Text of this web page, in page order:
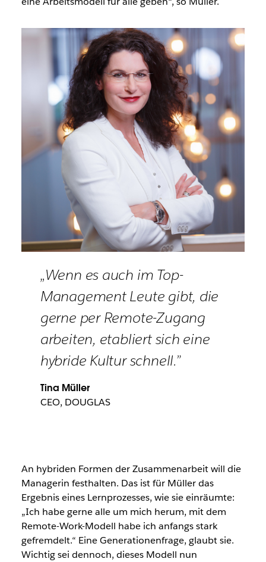
„Wenn es auch im Top-
Management Leute gibt, die
gerne per Remote-Zugang
arbeiten, etabliert sich eine
hybride Kultur schnell.”
Tina Müller
CEO, DOUGLAS
An hybriden Formen der Zusammenarbeit will die
Managerin festhalten. Das ist für Müller das
Ergebnis eines Lernprozesses, wie sie einräumte:
„Ich habe gerne alle um mich herum, mit dem
Remote-Work-Modell habe ich anfangs stark
gefremdelt.“ Eine Generationenfrage, glaubt sie.
Wichtig sei dennoch, dieses Modell nun